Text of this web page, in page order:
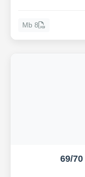
8 Mb